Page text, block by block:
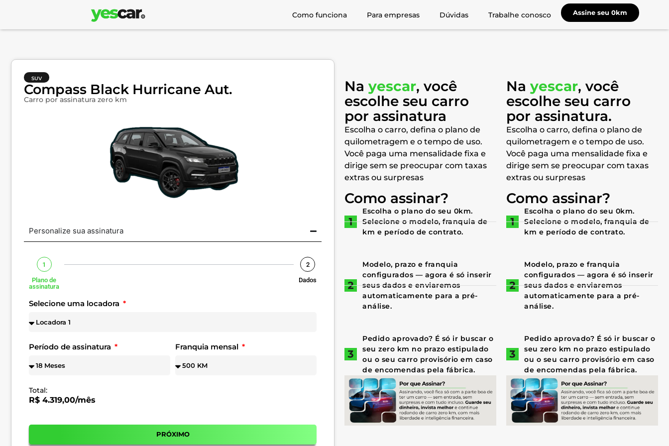
Como funciona Para empresas Dúvidas Trabalhe conosco Assine seu 0km
SUV
Compass Black Hurricane Aut.
Carro por assinatura zero km
Personalize sua assinatura
1
Plano de
assinatura
2
Dados
Selecione uma locadora
Período de assinatura Franquia mensal
Total:
R$ 4.319,00/mês
PRÓXIMO
Na yescar, você
escolhe seu carro
por assinatura
Escolha o carro, defina o plano de
quilometragem e o tempo de uso.
Você paga uma mensalidade fixa e
dirige sem se preocupar com taxas
extras ou surpresas
Como assinar?
Escolha o plano do seu 0km.
Selecione o modelo, franquia de
km e período de contrato.
Modelo, prazo e franquia
configurados — agora é só inserir
seus dados e enviaremos
automaticamente para a pré-
análise.
Pedido aprovado? É só ir buscar o
seu zero km no prazo estipulado
ou o seu carro provisório em caso
de encomendas pela fábrica.
Na yescar, você
escolhe seu carro
por assinatura.
Escolha o carro, defina o plano de
quilometragem e o tempo de uso.
Você paga uma mensalidade fixa e
dirige sem se preocupar com taxas
extras ou surpresas
Como assinar?
Escolha o plano do seu 0km.
Selecione o modelo, franquia de
km e período de contrato.
Modelo, prazo e franquia
configurados — agora é só inserir
seus dados e enviaremos
automaticamente para a pré-
análise.
Pedido aprovado? É só ir buscar o
seu zero km no prazo estipulado
ou o seu carro provisório em caso
de encomendas pela fábrica.